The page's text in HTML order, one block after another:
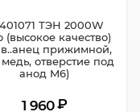
ТЭН 2000W
(высокое качество)
прижимной,
медь, отверстие под
анод M6)
1 960 ₽